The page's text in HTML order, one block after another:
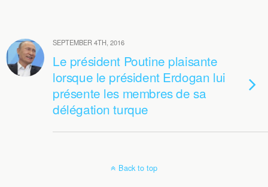
SEPTEMBER 4TH, 2016
Le président Poutine plaisante
lorsque le président Erdogan lui
présente les membres de sa
délégation turque
Back to top